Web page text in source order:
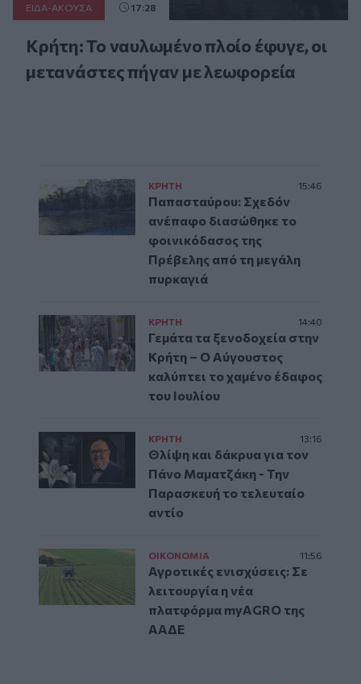
ΕΙΔΑ-ΑΚΟΥΣΑ 17:28
Κρήτη: Το ναυλωμένο πλοίο έφυγε, οι
μετανάστες πήγαν με λεωφορεία
ΚΡΗΤΗ 15:46
Παπασταύρου: Σχεδόν
ανέπαφο διασώθηκε το
φοινικόδασος της
Πρέβελης από τη μεγάλη
πυρκαγιά
ΚΡΗΤΗ 14:40
Γεμάτα τα ξενοδοχεία στην
Κρήτη – Ο Αύγουστος
καλύπτει το χαμένο έδαφος
του Ιουλίου
ΚΡΗΤΗ 13:16
Θλίψη και δάκρυα για τον
Πάνο Μαματζάκη - Την
Παρασκευή το τελευταίο
αντίο
ΟΙΚΟΝΟΜΙΑ 11:56
Αγροτικές ενισχύσεις: Σε
λειτουργία η νέα
πλατφόρμα myAGRO της
ΑΑΔΕ